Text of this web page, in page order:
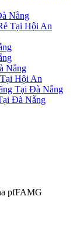
Nẵng
Tại Hội An
Nẵng
Hội An
Tại Đà Nẵng
Đà Nẵng